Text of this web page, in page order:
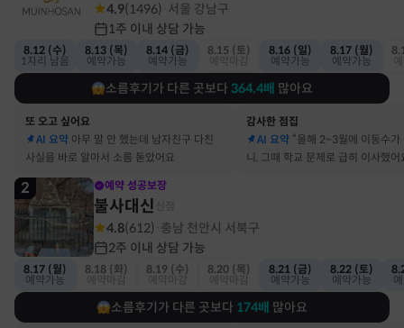
4.9(1496) 서울 강남구
1주 이내 상담 가능
8.12 (수)
1자리 남음
8.13 (목)
예약가능
8.14 (금)
예약가능
8.15 (토)
8.16 (일)
예약가능
8.17 (월)
예약가능
소름후기가 다른 곳보다 364.4배 많아요
또 오고 싶어요
AI 요약 아무 말 안 했는데 남자친구 다친
사실을 바로 알아서 소름 돋았어요
감사한 점집
AI 요약 “올해 2~3월에 이동수가
니, 그때 학교 문제로 급히 이사했어
2 예약 성공보장
불사대신
4.8(612) 충남 천안시 서북구
2주 이내 상담 가능
8.17 (월)
예약가능
8.18 (화)
8.19 (수)
8.20 (목)
8.21 (금)
예약가능
8.22 (토)
예약가능
소름후기가 다른 곳보다 174배 많아요